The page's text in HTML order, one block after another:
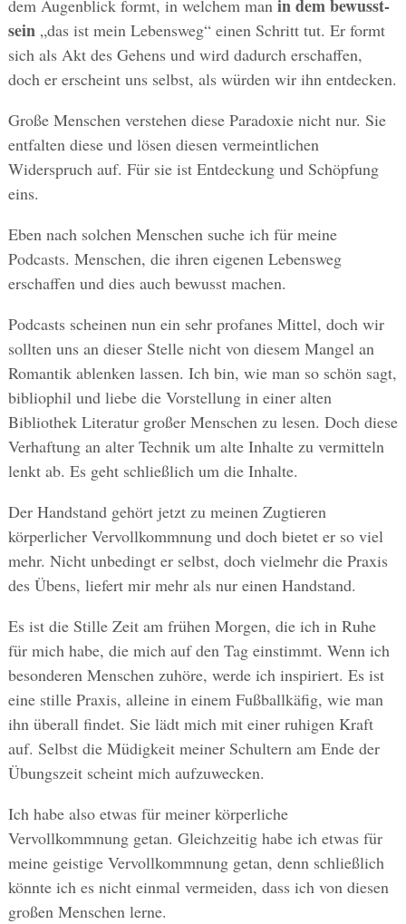
dem Augenblick formt, in welchem man in dem bewusst-
sein„das ist mein Lebensweg“ einen Schritt tut. Er formt
sich als Akt des Gehens und wird dadurch erschaffen,
doch er erscheint uns selbst, als würden wir ihn entdecken.
Große Menschen verstehen diese Paradoxie nicht nur. Sie
entfalten diese und lösen diesen vermeintlichen
Widerspruch auf. Für sie ist Entdeckung und Schöpfung
eins.
Eben nach solchen Menschen suche ich für meine
Podcasts. Menschen, die ihren eigenen Lebensweg
erschaffen und dies auch bewusst machen.
Podcasts scheinen nun ein sehr profanes Mittel, doch wir
sollten uns an dieser Stelle nicht von diesem Mangel an
Romantik ablenken lassen. Ich bin, wie man so schön sagt,
bibliophil und liebe die Vorstellung in einer alten
Bibliothek Literatur großer Menschen zu lesen. Doch diese
Verhaftung an alter Technik um alte Inhalte zu vermitteln
lenkt ab. Es geht schließlich um die Inhalte.
Der Handstand gehört jetzt zu meinen Zugtieren
körperlicher Vervollkommnung und doch bietet er so viel
mehr. Nicht unbedingt er selbst, doch vielmehr die Praxis
des Übens, liefert mir mehr als nur einen Handstand.
Es ist die Stille Zeit am frühen Morgen, die ich in Ruhe
für mich habe, die mich auf den Tag einstimmt. Wenn ich
besonderen Menschen zuhöre, werde ich inspiriert. Es ist
eine stille Praxis, alleine in einem Fußballkäfig, wie man
ihn überall findet. Sie lädt mich mit einer ruhigen Kraft
auf. Selbst die Müdigkeit meiner Schultern am Ende der
Übungszeit scheint mich aufzuwecken.
Ich habe also etwas für meiner körperliche
Vervollkommnung getan. Gleichzeitig habe ich etwas für
meine geistige Vervollkommnung getan, denn schließlich
könnte ich es nicht einmal vermeiden, dass ich von diesen
großen Menschen lerne.